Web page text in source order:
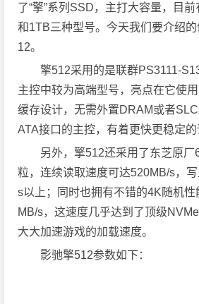
了“擎”系列SSD，主打大容量，目
和1TB三种型号。今天我们要介绍
12。
擎512采用的是联群PS3111-
主控中较为高端型号，亮点在它使
缓存设计，无需外置DRAM或者
ATA接口的主控，有着更快更稳定的
另外，擎512还采用了东芝原
粒，连续读取速度可达520MB/s，
s以上；同时也拥有不错的4K随机
MB/s，这速度几乎达到了顶级
大大加速游戏的加载速度。
影驰擎512参数如下：